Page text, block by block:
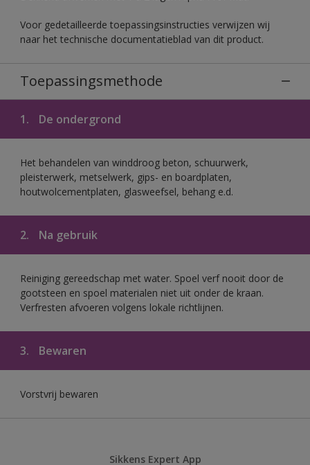
Voor gedetailleerde toepassingsinstructies verwijzen wij
naar het technische documentatieblad van dit product.
Toepassingsmethode
1. De ondergrond
Het behandelen van winddroog beton, schuurwerk,
pleisterwerk, metselwerk, gips- en boardplaten,
houtwolcementplaten, glasweefsel, behang e.d.
2. Na gebruik
Reiniging gereedschap met water. Spoel verf nooit door de
gootsteen en spoel materialen niet uit onder de kraan.
Verfresten afvoeren volgens lokale richtlijnen.
3. Bewaren
Vorstvrij bewaren
Sikkens Expert App